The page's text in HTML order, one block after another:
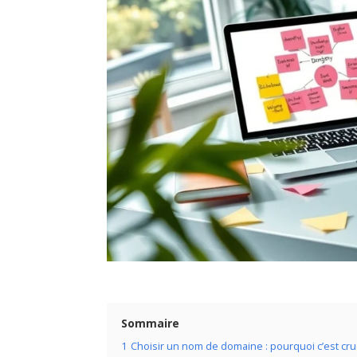
Sommaire
1 Choisir un nom de domaine : pourquoi c’est